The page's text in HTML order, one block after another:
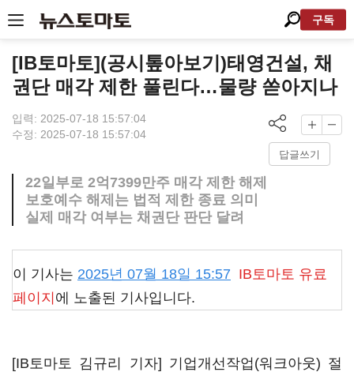
구독
[IB토마토](공시톺아보기)태영건설, 채
권단 매각 제한 풀린다…물량 쏟아지나
입력: 2025-07-18 15:57:04
수정: 2025-07-18 15:57:04
답글쓰기
22일부로 2억7399만주 매각 제한 해제
보호예수 해제는 법적 제한 종료 의미
실제 매각 여부는 채권단 판단 달려
이 기사는 2025년 07월 18일 15:57 IB토마토 유료
페이지 에 노출된 기사입니다.
[IB토마토 김규리 기자] 기업개선작업(워크아웃) 절